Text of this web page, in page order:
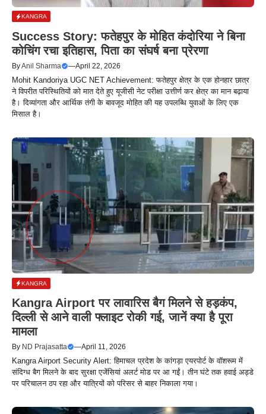
KANGRA
Success Story: फतेहपुर के मोहित कंदोरिया ने बिना
कोचिंग रचा इतिहास, पिता का संघर्ष बना प्रेरणा
ByAnil Sharma —April 22, 2026
Mohit Kandoriya UGC NET Achievement: फतेहपुर क्षेत्र के एक होनहार छात्र
ने विपरीत परिस्थितियों को मात देते हुए यूजीसी नेट परीक्षा उत्तीर्ण कर क्षेत्र का मान बढ़ाया
है। दिव्यांगता और आर्थिक तंगी के बावजूद मोहित की यह उपलब्धि युवाओं के लिए एक
मिसाल है।
KANGRA
Kangra Airport पर लावारिस बैग मिलने से हड़कंप,
दिल्ली से आने वाली फ्लाइट रोकी गई, जानें क्या है पूरा
मामला
By ND Prajasatta —April 11, 2026
Kangra Airport Security Alert: हिमाचल प्रदेश के कांगड़ा एयरपोर्ट के वॉशरूम में
संदिग्ध बैग मिलने के बाद सुरक्षा एजेंसियां अलर्ट मोड पर आ गईं। तीन घंटे तक हवाई अड्डे
पर परिचालन ठप रहा और यात्रियों को परिसर से बाहर निकाला गया।